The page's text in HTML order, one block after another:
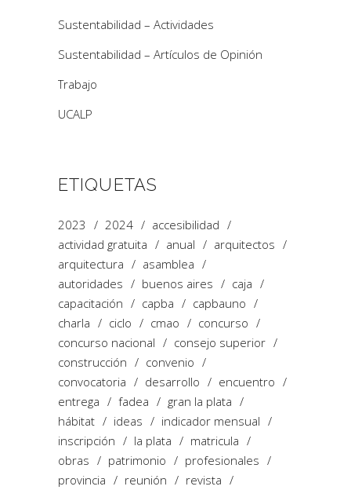
Sustentabilidad – Actividades
Sustentabilidad – Artículos de Opinión
Trabajo
UCALP
ETIQUETAS
2023 2024
accesibilidad
actividad gratuita
anual
arquitectos
arquitectura
asamblea
autoridades
buenos aires
caja
capacitación
capba
capbauno
charla
ciclo cmao
concurso
concurso nacional
consejo superior
construcción
convenio
convocatoria
desarrollo
encuentro
entrega
fadea
gran la plata
hábitat
ideas
indicador mensual
inscripción
la plata
matricula
obras
patrimonio
profesionales
provincia
reunión
revista